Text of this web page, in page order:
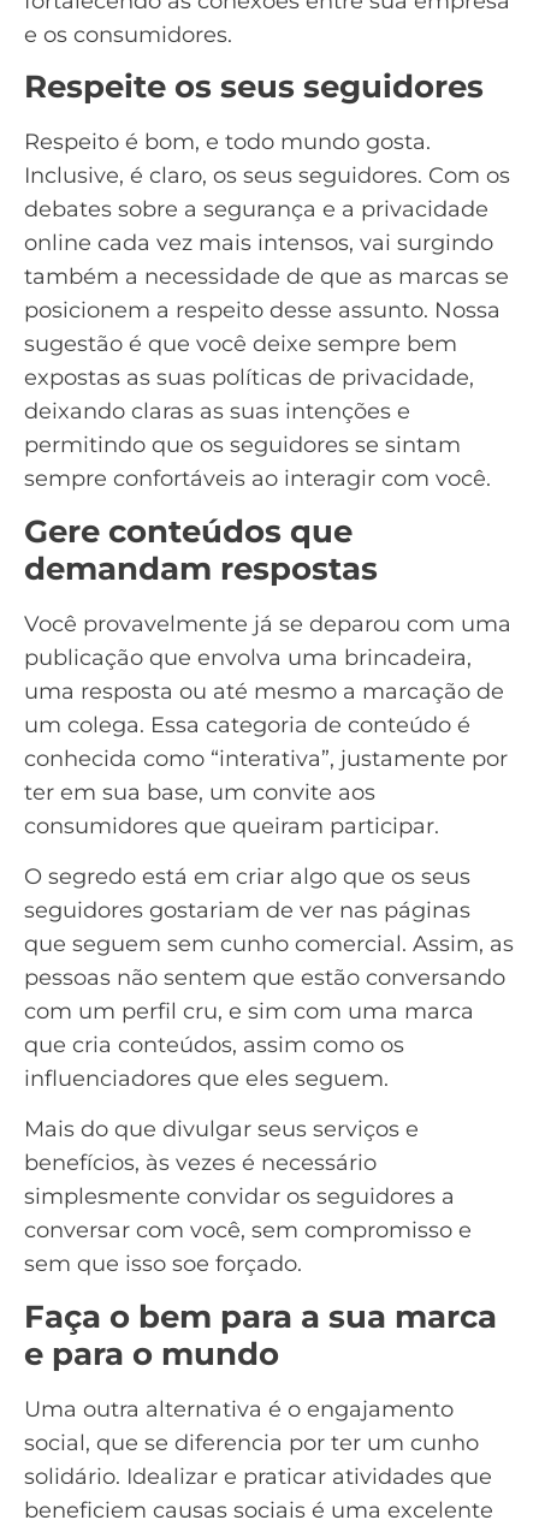
e os consumidores.
Respeite os seus seguidores
Respeito é bom, e todo mundo gosta.
Inclusive, é claro, os seus seguidores. Com os
debates sobre a segurança e a privacidade
online cada vez mais intensos, vai surgindo
também a necessidade de que as marcas se
posicionem a respeito desse assunto. Nossa
sugestão é que você deixe sempre bem
expostas as suas políticas de privacidade,
deixando claras as suas intenções e
permitindo que os seguidores se sintam
sempre confortáveis ao interagir com você.
Gere conteúdos que
demandam respostas
Você provavelmente já se deparou com uma
publicação que envolva uma brincadeira,
uma resposta ou até mesmo a marcação de
um colega. Essa categoria de conteúdo é
conhecida como “interativa”, justamente por
ter em sua base, um convite aos
consumidores que queiram participar.
O segredo está em criar algo que os seus
seguidores gostariam de ver nas páginas
que seguem sem cunho comercial. Assim, as
pessoas não sentem que estão conversando
com um perfil cru, e sim com uma marca
que cria conteúdos, assim como os
influenciadores que eles seguem.
Mais do que divulgar seus serviços e
benefícios, às vezes é necessário
simplesmente convidar os seguidores a
conversar com você, sem compromisso e
sem que isso soe forçado.
Faça o bem para a sua marca
e para o mundo
Uma outra alternativa é o engajamento
social, que se diferencia por ter um cunho
solidário. Idealizar e praticar atividades que
beneficiem causas sociais é uma excelente